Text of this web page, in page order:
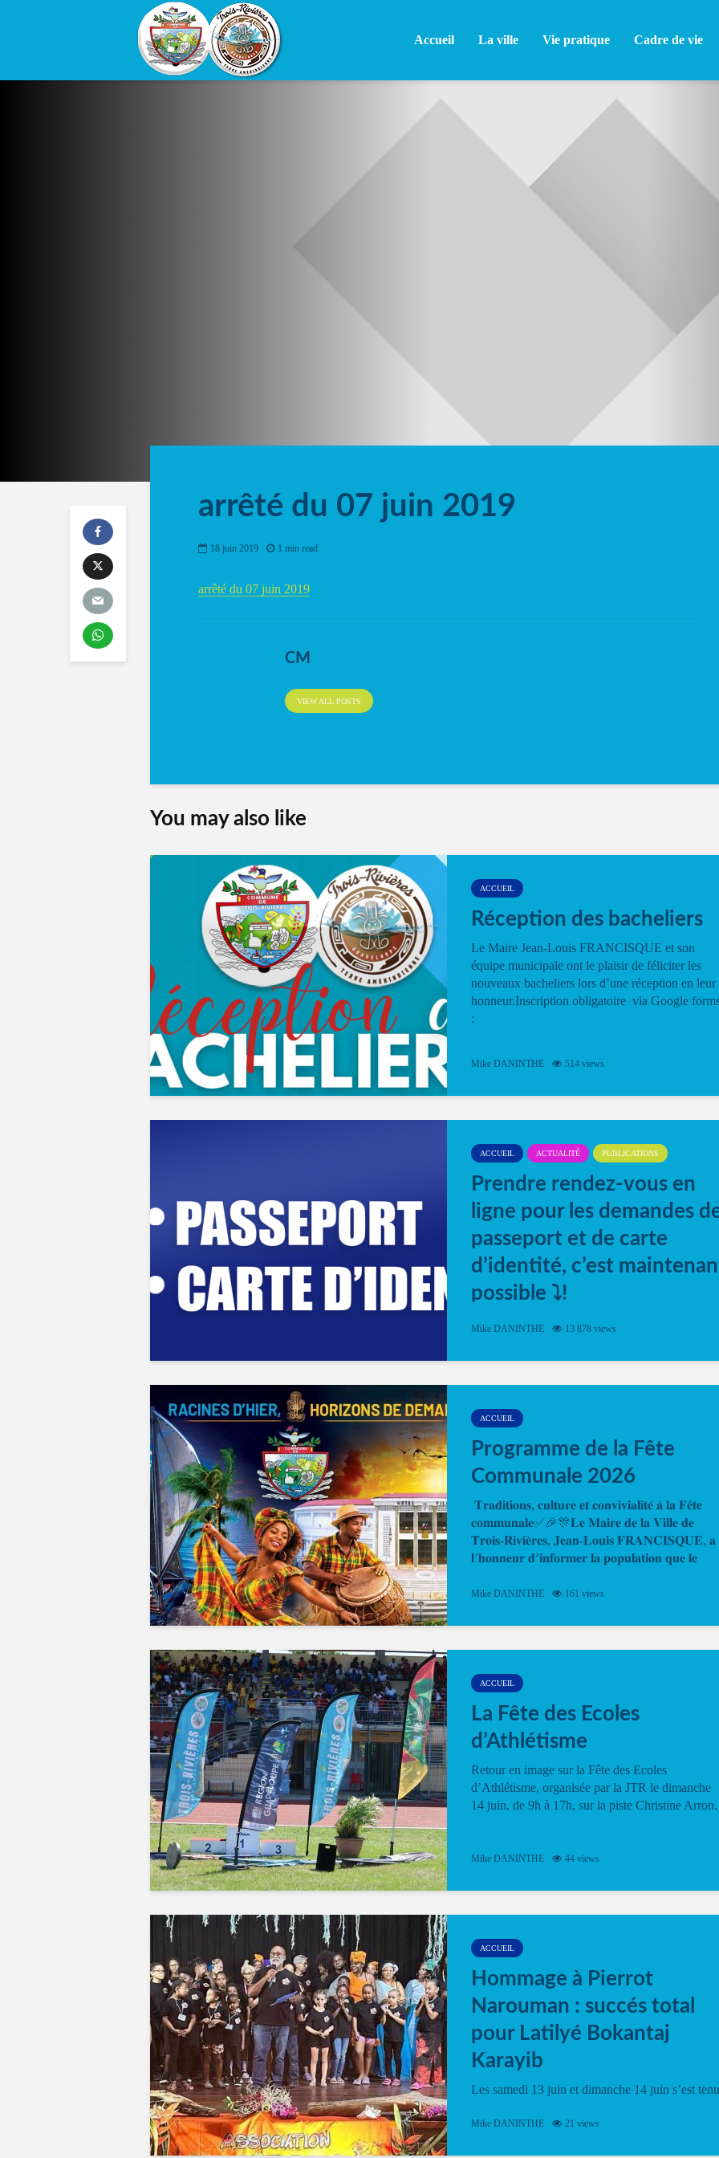
Accueil La ville Vie pratique Cadre de vie
arrêté du 07 juin 2019
18 juin 2019 1 min read
arrêté du 07 juin 2019
CM
VIEW ALL POSTS
You may also like
ACCUEIL
Réception des bacheliers
Le Maire Jean-Louis FRANCISQUE et son
équipe municipale ont le plaisir de féliciter les
nouveaux bacheliers lors d’une réception en leur
honneur.Inscription obligatoire via Google
:
Mike DANINTHE 514 views
ACCUEIL ACTUALITÉ PUBLICATIONS
Prendre rendez-vous en
ligne pour les demandes
passeport et de carte
d’identité, c’est
possible ⤵️!
Désormais, il est possible de prendre rendez-
Mike DANINTHE 13 878 views
ACCUEIL
Programme de la Fête
Communale 2026
𝐓𝐫𝐚𝐝𝐢𝐭𝐢𝐨𝐧𝐬, 𝐜𝐮𝐥𝐭𝐮𝐫𝐞 𝐞𝐭 𝐜𝐨𝐧𝐯𝐢𝐯𝐢𝐚𝐥𝐢𝐭𝐞́ 𝐚̀ 𝐥𝐚 𝐅𝐞̂𝐭𝐞
𝐜𝐨𝐦𝐦𝐮𝐧𝐚𝐥𝐞✅🎉🎊𝐋𝐞 𝐌𝐚𝐢𝐫𝐞 𝐝𝐞 𝐥𝐚 𝐕𝐢𝐥𝐥𝐞 𝐝𝐞
𝐓𝐫𝐨𝐢𝐬-𝐑𝐢𝐯𝐢𝐞̀𝐫𝐞𝐬, 𝐉𝐞𝐚𝐧-𝐋𝐨𝐮𝐢𝐬 𝐅𝐑𝐀𝐍𝐂𝐈𝐒𝐐𝐔𝐄, 𝐚
𝐥’𝐡𝐨𝐧𝐧𝐞𝐮𝐫 𝐝’𝐢𝐧𝐟𝐨𝐫𝐦𝐞𝐫 𝐥𝐚 𝐩𝐨𝐩𝐮𝐥𝐚𝐭𝐢𝐨𝐧 𝐪𝐮𝐞 𝐥𝐞
Mike DANINTHE 161 views
ACCUEIL
La Fête des Ecoles
d’Athlétisme
Retour en image sur la Fête des Ecoles
d’Athlétisme, organisée par la JTR le dimanche
14 juin, de 9h à 17h, sur la piste Christine Arron.
Mike DANINTHE 44 views
ACCUEIL
Hommage à Pierrot
Narouman : succés total
pour Latilyé Bokantaj
Karayib
Les samedi 13 juin et dimanche 14 juin s’est tenu
vibrant à Pierrot Narouman, organisé par
Mike DANINTHE 21 views